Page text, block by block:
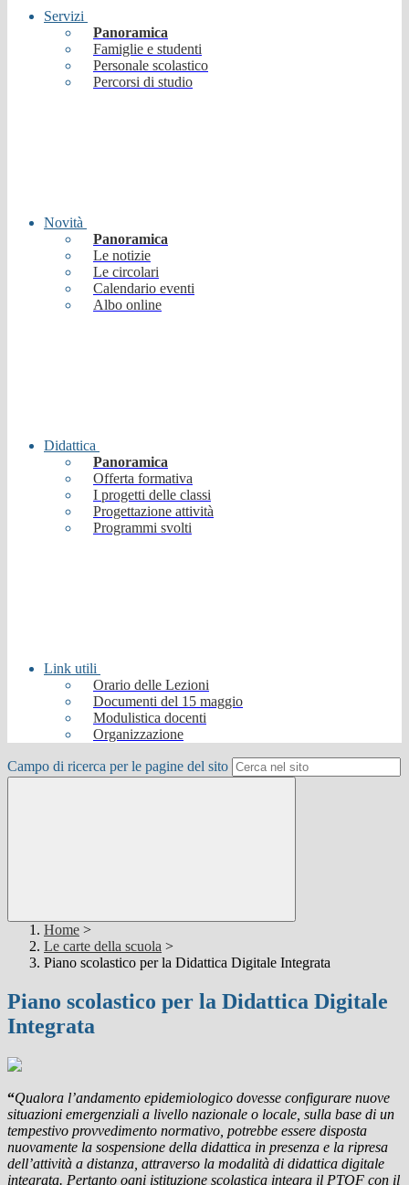
Servizi
Panoramica
Famiglie e studenti
Personale scolastico
Percorsi di studio
Novità
Panoramica
Le notizie
Le circolari
Calendario eventi
Albo online
Didattica
Panoramica
Offerta formativa
I progetti delle classi
Progettazione attività
Programmi svolti
Link utili
Orario delle Lezioni
Documenti del 15 maggio
Modulistica docenti
Organizzazione
Campo di ricerca per le pagine del sito
Home >
Le carte della scuola >
Piano scolastico per la Didattica Digitale Integrata
Piano scolastico per la Didattica Digitale
Integrata
“Qualora l’andamento epidemiologico dovesse configurare nuove
situazioni emergenziali a livello nazionale o locale, sulla base di un
tempestivo provvedimento normativo, potrebbe essere disposta
nuovamente la sospensione della didattica in presenza e la ripresa
dell’attività a distanza, attraverso la modalità di didattica digitale
integrata. Pertanto ogni istituzione scolastica integra il PTOF con il